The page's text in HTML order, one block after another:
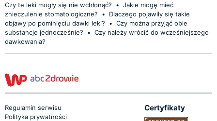
Czy te leki mogły się nie wchłonąć?
• Jakie mogę mieć
znieczulenie stomatologiczne?
•
Dlaczego pojawiły się takie
objawy po pominięciu dawki leki?
• Czy można przyjąć obie
substancje jednocześnie?
• Czy należy wrócić do wcześniejszego
dawkowania?
Regulamin serwisu
Polityka prywatności
Certyfikaty